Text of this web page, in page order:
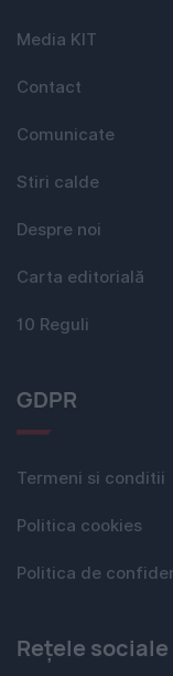
Media KIT
Contact
Comunicate
Stiri calde
Despre noi
Carta editorială
10 Reguli
GDPR
Termeni si conditii
Politica cookies
Politica de
Rețele sociale